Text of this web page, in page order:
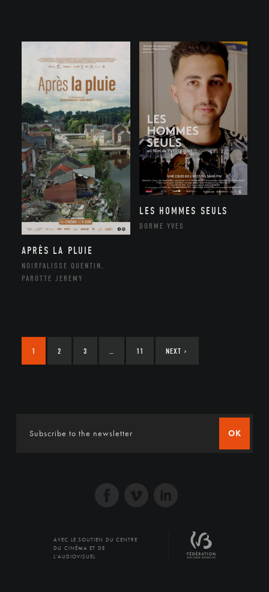
APRÈS LA PLUIE
NOIRFALISSE QUENTIN,
PAROTTE JEREMY
LES HOMMES SEULS
DORME YVES
1 2 3 11 NEXT ›
OK
AVEC LE SOUTIEN DU CENTRE
DU CINÉMA ET DE
L'AUDIOVISUEL